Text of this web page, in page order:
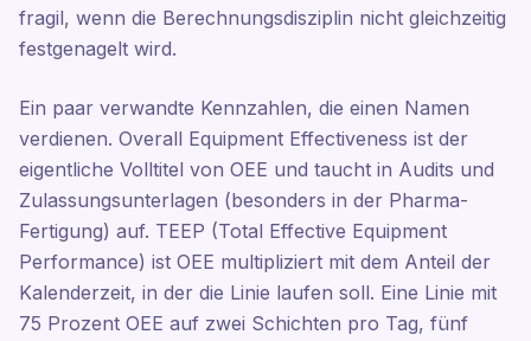
fragil, wenn die Berechnungsdisziplin nicht gleichzeitig
festgenagelt wird.
Ein paar verwandte Kennzahlen, die einen Namen
verdienen. Overall Equipment Effectiveness ist der
eigentliche Volltitel von OEE und taucht in Audits und
Zulassungsunterlagen (besonders in der Pharma-
Fertigung) auf. TEEP (Total Effective Equipment
Performance) ist OEE multipliziert mit dem Anteil der
Kalenderzeit, in der die Linie laufen soll. Eine Linie mit
75 Prozent OEE auf zwei Schichten pro Tag, fünf